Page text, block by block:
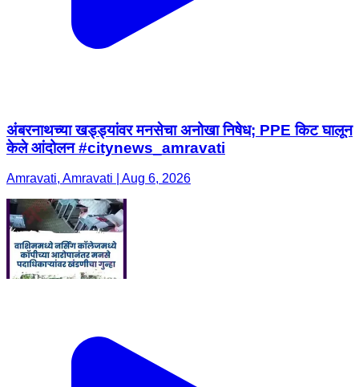
अंबरनाथच्या खड्ड्यांवर मनसेचा अनोखा निषेध; PPE किट घालून
केले आंदोलन #citynews_amravati
Amravati, Amravati | Aug 6, 2026